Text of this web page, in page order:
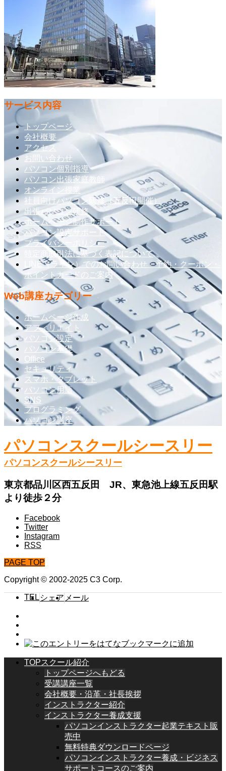
サービス内容
トップページ
会社概要
アクセス
お問い合わせ
パソコン個別指導
パソコン出張家庭教師
オンライン授業
社員向けパソコン研修（五反田開催）
出張パソコン研修
ホームページ制作サポート
パソコン設定サポート
プライバシーポリシー
特定商取引法に基づく表記について
LINE（ライン）でのお問い合わせ・予約・クーポン・
ポイントカードのご案内
Web講座カテゴリー
ホームページ作成
アフィリエイト
パソコン設定
パソコン基礎
Office
セキュリティ
スマホ・タブレット
パソコン用語
SNS
プログラミング
パソコン講座
パソコンスクールシースリー
パソコンスクールシースリー
東京都品川区西五反田 JR、東急池上線五反田駅
より徒歩２分
Facebook
Twitter
Instagram
RSS
PAGE TOP
Copyright © 2002-2025 C3 Corp.
TEL シェア メール
TOPスクール紹介
トップページへもどる
受講講座一覧
会社概要・沿革・社長挨拶
インストラクター紹介
インストラクター養成支援
パソコンインストラクター起業テキスト販
売中
無料特典ダウンロードページ
パソコンインストラクター養成・ビジネス
サポートコースのご案内